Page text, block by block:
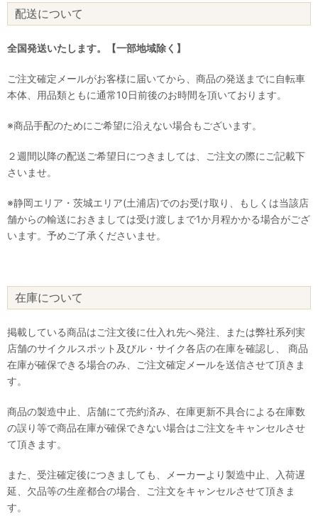
配送について
全国発送いたします。【一部地域除く】
ご注文確定メールがお客様に届いてから、商品の発送までに自転車
本体、用品類ともに通常10日前後のお時間を頂いております。
※商品手配のためにご希望に沿えない場合もございます。
２週間以降の配送ご希望日につきましては、ご注文の際にご記載下
さいませ。
※静岡エリア・茨城エリア(土浦店)でのお受け取り、もしくは当該店
舗からの輸送におきましては受け渡しまで1か月程かかる場合がござ
います。予めご了承くださいませ。
在庫について
掲載している商品はご注文後に仕入れ先へ発注、または弊社系列実
店舗のサイクルスポット及びル・サイク各店の在庫を確認し、 商品
在庫が確保できる場合のみ、ご注文確定メールを送信させて頂きま
す。
商品の製造中止、店舗にて売約済み、在庫更新不具合による在庫数
の誤り等で商品在庫が確保できない場合はご注文をキャンセルさせ
て頂きます。
また、受注確定後につきましても、メーカーより製造中止、入荷遅
延、欠品等の生産都合の場合、ご注文をキャンセルさせて頂きま
す。